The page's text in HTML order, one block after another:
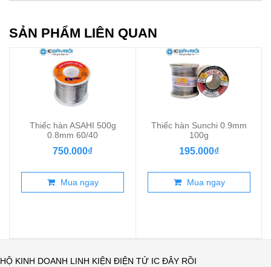
SẢN PHẨM LIÊN QUAN
Thiếc hàn ASAHI 500g
0.8mm 60/40
750.000₫
Mua ngay
Thiếc hàn Sunchi 0.9mm
100g
195.000₫
Mua ngay
HỘ KINH DOANH LINH KIỆN ĐIỆN TỬ IC ĐÂY RỒI